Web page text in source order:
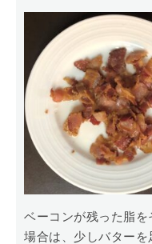
ベーコンが残った脂
場合は、少しバター